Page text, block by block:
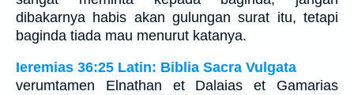
dibakarnya habis akan gulungan surat itu, tetapi
baginda tiada mau menurut katanya.
Ieremias 36:25 Latin: Biblia Sacra Vulgata
verumtamen Elnathan et Dalaias et Gamarias